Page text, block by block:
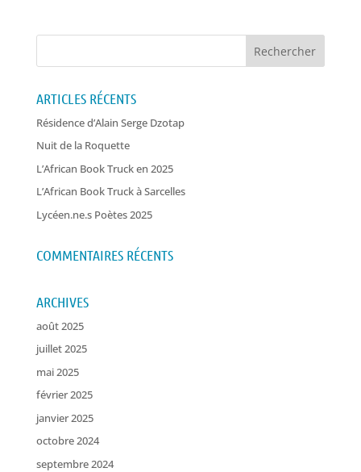
ARTICLES RÉCENTS
Résidence d’Alain Serge Dzotap
Nuit de la Roquette
L’African Book Truck en 2025
L’African Book Truck à Sarcelles
Lycéen.ne.s Poètes 2025
COMMENTAIRES RÉCENTS
ARCHIVES
août 2025
juillet 2025
mai 2025
février 2025
janvier 2025
octobre 2024
septembre 2024